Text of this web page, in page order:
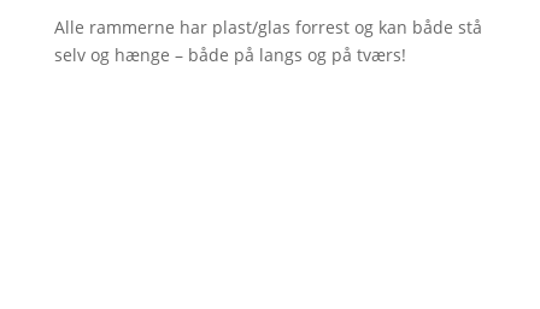
Alle rammerne har plast/glas forrest og kan både stå
selv og hænge – både på langs og på tværs!